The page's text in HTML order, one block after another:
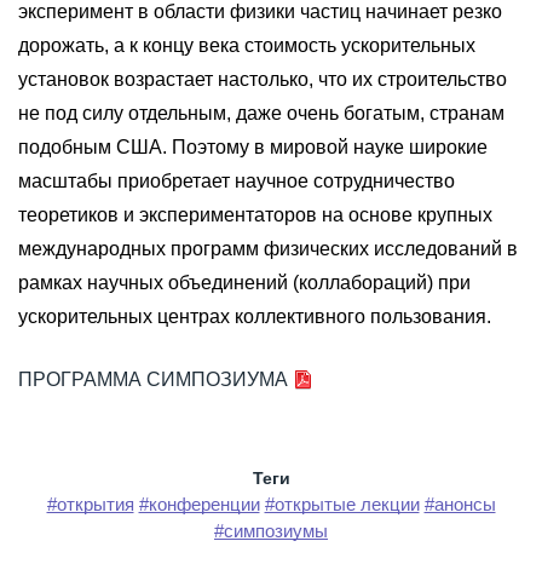
эксперимент в области физики частиц начинает резко
дорожать, а к концу века стоимость ускорительных
установок возрастает настолько, что их строительство
не под силу отдельным, даже очень богатым, странам
подобным США. Поэтому в мировой науке широкие
масштабы приобретает научное сотрудничество
теоретиков и экспериментаторов на основе крупных
международных программ физических исследований в
рамках научных объединений (коллабораций) при
ускорительных центрах коллективного пользования.
ПРОГРАММА СИМПОЗИУМА
Теги
#открытия #конференции #открытые лекции #анонсы
#симпозиумы